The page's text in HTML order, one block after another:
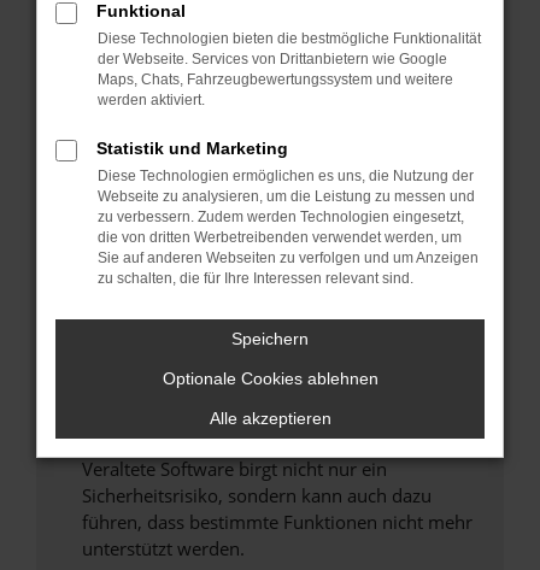
Überprüfe deine Firewall und deine
Internetverbindung.
Laden andere Webseiten, zum Beispiel deine
Suchmaschine?
Manche Erweiterungen, wie Werbeblocker,
können das Laden bestimmter Seiten
verhindern. Funktioniert die Seite in einem
anderen Browser oder in einem privaten
Fenster?
Das kann manchmal helfen, vorübergehende
Probleme zu beheben.
Stelle sicher, dass dein Browser und dein
Betriebssystem auf dem neuesten Stand
sind.
Veraltete Software birgt nicht nur ein
Sicherheitsrisiko, sondern kann auch dazu
führen, dass bestimmte Funktionen nicht mehr
unterstützt werden.
Funktional
Diese Technologien bieten die bestmögliche Funktionalität
der Webseite. Services von Drittanbietern wie Google
Maps, Chats, Fahrzeugbewertungssystem und weitere
werden aktiviert.
Statistik und Marketing
Diese Technologien ermöglichen es uns, die Nutzung der
Webseite zu analysieren, um die Leistung zu messen und
zu verbessern. Zudem werden Technologien eingesetzt,
die von dritten Werbetreibenden verwendet werden, um
Sie auf anderen Webseiten zu verfolgen und um Anzeigen
zu schalten, die für Ihre Interessen relevant sind.
Speichern
Optionale Cookies ablehnen
Alle akzeptieren